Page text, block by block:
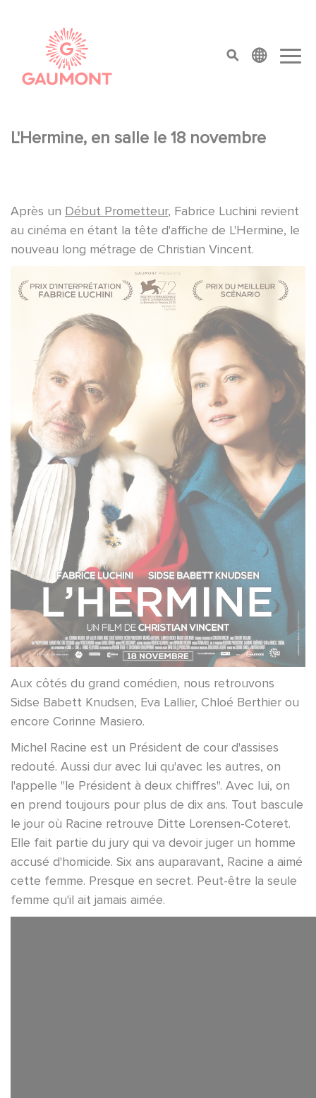
top menu
L'Hermine, en salle le 18 novembre
Après un Début Prometteur, Fabrice Luchini revient
au cinéma en étant la tête d'affiche de L'Hermine, le
nouveau long métrage de Christian Vincent.
Aux côtés du grand comédien, nous retrouvons
Sidse Babett Knudsen, Eva Lallier, Chloé Berthier ou
encore Corinne Masiero.
Michel Racine est un Président de cour d'assises
redouté. Aussi dur avec lui qu'avec les autres, on
l'appelle "le Président à deux chiffres". Avec lui, on
en prend toujours pour plus de dix ans. Tout bascule
le jour où Racine retrouve Ditte Lorensen-Coteret.
Elle fait partie du jury qui va devoir juger un homme
accusé d'homicide. Six ans auparavant, Racine a aimé
cette femme. Presque en secret. Peut-être la seule
femme qu'il ait jamais aimée.